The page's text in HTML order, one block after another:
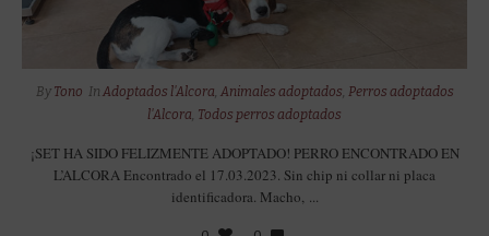
By Tono In Adoptados l'Alcora, Animales adoptados, Perros adoptados
l'Alcora, Todos perros adoptados
¡SET HA SIDO FELIZMENTE ADOPTADO! PERRO ENCONTRADO EN
L’ALCORA Encontrado el 17.03.2023. Sin chip ni collar ni placa
identificadora. Macho, ...